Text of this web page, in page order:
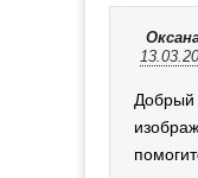
Добрый